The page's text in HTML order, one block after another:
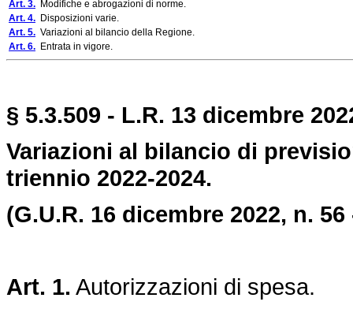
Art. 3. Modifiche e abrogazioni di norme.
Art. 4. Disposizioni varie.
Art. 5. Variazioni al bilancio della Regione.
Art. 6. Entrata in vigore.
§ 5.3.509 - L.R. 13 dicembre
Variazioni al bilancio di
triennio 2022-2024.
(G.U.R. 16 dicembre 2022, n. 56
Art. 1. Autorizzazioni di spesa.